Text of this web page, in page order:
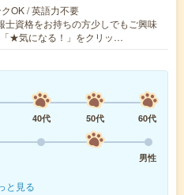
OK / 英語力不要
士資格をお持ちの方少しでもご興味
★気になる！」をクリッ…
40代 50代
60代
男性
と見る